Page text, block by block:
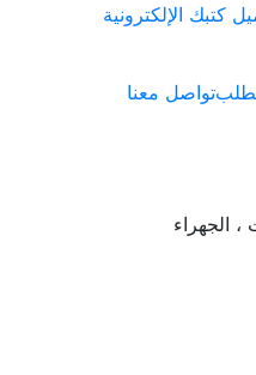
كتبك الإلكترونية
تواصل معنا
، الجهراء